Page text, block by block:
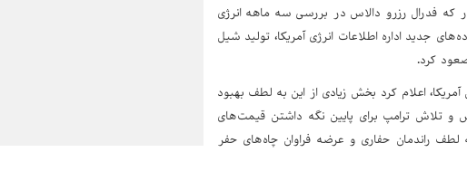
همانطور که فدرال رزرو دالاس در بررسی سه‌ ماهه انرژی
جدید اداره اطلاعات انرژی آمریکا، تولید شیل
اعلام کرد بخش زیادی از این به لطف بهبود
و تلاش ترامپ برای پایین نگه داشتن قیمت‌های
لطف راندمان حفاری و عرضه فراوان چاه‌های حفر